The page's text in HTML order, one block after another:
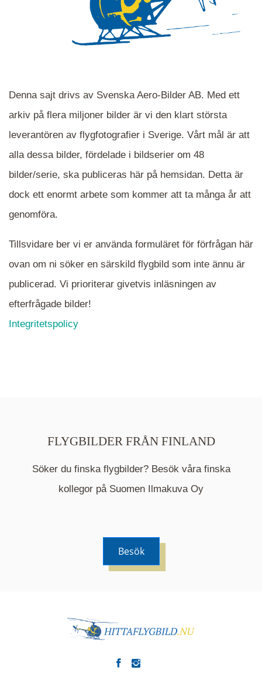
När du ser blåa, röda eller gröna mappar är det
en serie i varje. Dra i kartan för att komma
närmare det område Du söker och klicka på
mappen.
Mappen är en medelpunkt över fotat område och
kommer nu visa de fastigheter som finns just här.
Denna sajt drivs av Svenska Aero-Bilder AB. Med ett
arkiv på flera miljoner bilder är vi den klart största
leverantören av flygfotografier i Sverige. Vårt mål är att
alla dessa bilder, fördelade i bildserier om 48
bilder/serie, ska publiceras här på hemsidan. Detta är
dock ett enormt arbete som kommer att ta många år att
genomföra.
Tillsvidare ber vi er använda formuläret för förfrågan här
ovan om ni söker en särskild flygbild som inte ännu är
publicerad. Vi prioriterar givetvis inläsningen av
efterfrågade bilder!
Integritetspolicy
FLYGBILDER FRÅN FINLAND
Söker du finska flygbilder? Besök våra finska
kollegor på Suomen Ilmakuva Oy
Besök